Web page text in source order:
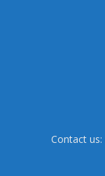
Contact us: